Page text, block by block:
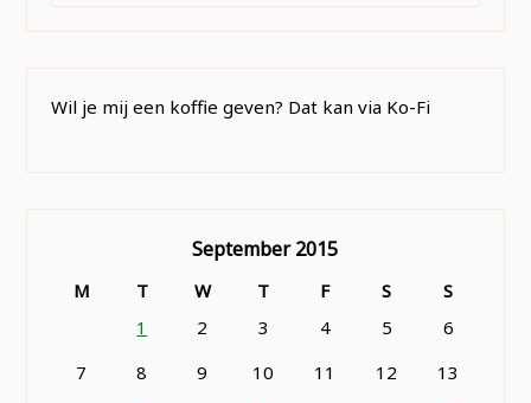
Wil je mij een koffie geven? Dat kan via Ko-Fi
September 2015
M T W T F S
S
1
2 3 4 5
6
7
8 9 10 11 12
13